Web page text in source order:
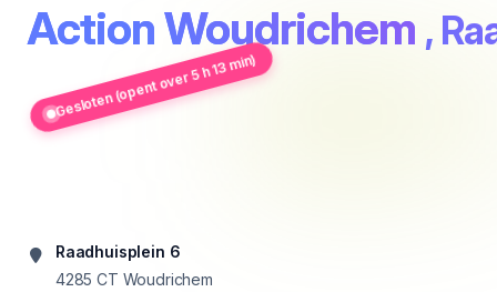
Action Woudrichem ,
Gesloten (opent over 5 h 13 min)
Raadhuisplein 6
4285 CT Woudrichem